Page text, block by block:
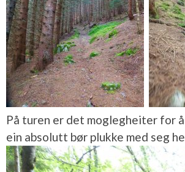
På turen er det moglegheiter for
ein absolutt bør plukke med seg